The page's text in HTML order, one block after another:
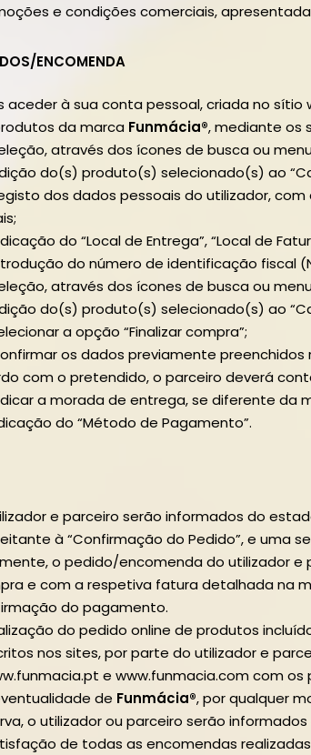
e condições comerciais,
ENCOMENDA
aceder à sua conta pessoal, criada no
da marca Funmácia®, mediante os
através dos ícones de busca ou
do(s) produto(s) selecionado(s) ao
dos dados pessoais do utilizador,
do “Local de Entrega”, “Local de
do número de identificação fiscal
através dos ícones de busca ou
do(s) produto(s) selecionado(s) ao
a opção “Finalizar compra”;
os dados previamente
com o pretendido, o parceiro deverá
a morada de entrega, se diferente da
do “Método de Pagamento”.
e parceiro serão informados do
à “Confirmação do Pedido”, e uma
o pedido/encomenda do utilizador e
e com a respetiva fatura detalhada na
do pagamento.
do pedido online de produtos
nos sites, por parte do utilizador e
e www.funmacia.com com
de Funmácia®, por qualquer
o utilizador ou parceiro serão
de todas as encomendas